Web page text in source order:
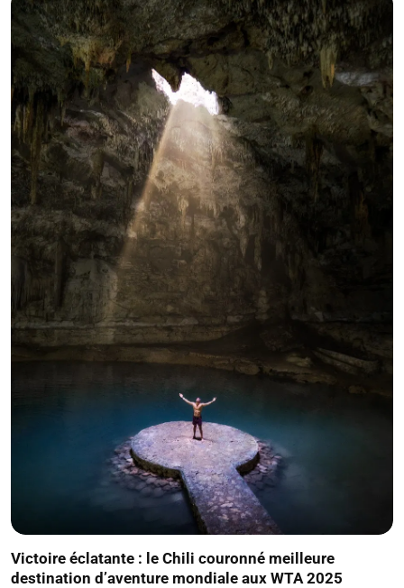
Victoire éclatante : le Chili couronné meilleure
destination d’aventure mondiale aux WTA 2025